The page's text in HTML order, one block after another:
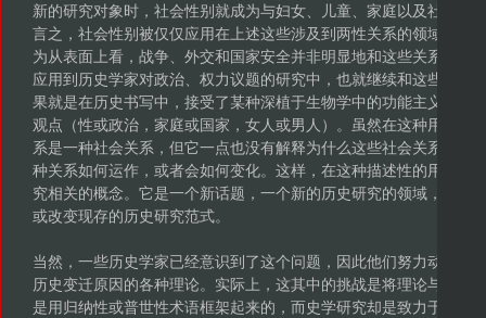
新的研究对象时，社会性别就成为与妇女、儿童、家庭以及社会性
言之，社会性别被仅仅应用在上述这些涉及到两性关系的领域，包
为从表面上看，战争、外交和国家安全并非明显地和这些关系相干
应用到历史学家对政治、权力议题的研究中，也就继续和这些历史
果就是在历史书写中，接受了某种深植于生物学中的功能主义的观
观点（性或政治，家庭或国家，女人或男人）。虽然在这种用法里
系是一种社会关系，但它一点也没有解释为什么这些社会关系被建
种关系如何运作，或者会如何变化。这样，在这种描述性的用法中
究相关的概念。它是一个新话题，一个新的历史研究的领域，但是
或改变现存的历史研究范式。
当然，一些历史学家已经意识到了这个问题，因此他们努力动用可
历史变迁原因的各种理论。实际上，这其中的挑战是将理论与史学
是用归纳性或普世性术语框架起来的，而史学研究却是致力于对特